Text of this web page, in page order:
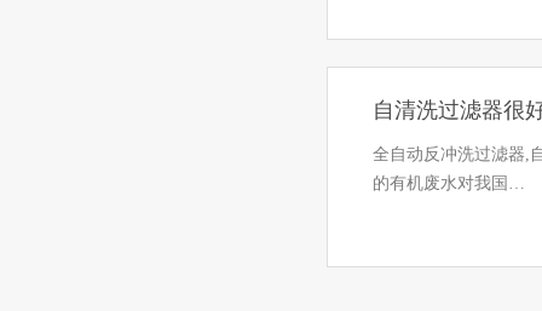
自清洗过滤器很
全自动反冲洗过滤器,
的有机废水对我国…